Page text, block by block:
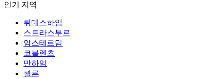
인기 지역
뤼데스하임
스트라스부르
암스테르담
코블렌츠
만하임
쾰른